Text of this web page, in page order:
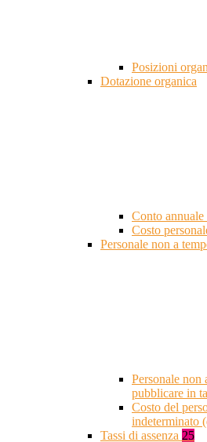
Posizioni
Dotazione organica
Conto annuale
Costo
Personale non a
Personale non
pubblicare in
Costo del
indeterminato
Tassi di assenza 25